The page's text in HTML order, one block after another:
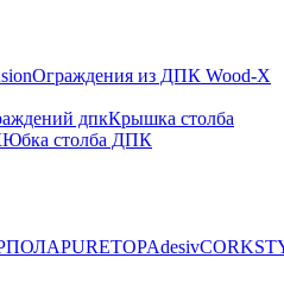
Ограждения из ДПК Wood-X
дпкКрышка столба
Юбка столба ДПК
PURETOPAdesiv